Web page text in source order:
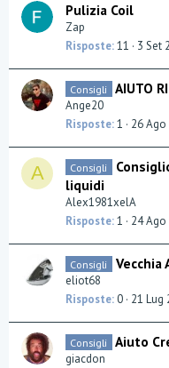
Pulizia Coil
Zap
Risposte 11 3 Set
Consigli AIUTO
Ange20
Risposte 1 26 Ago
A Consigli
liquidi
Alex1981xelA
Risposte 1 24 Ago
Consigli Vecchia
eliot68
Risposte 0 21 Lug
Consigli Aiuto
giacdon